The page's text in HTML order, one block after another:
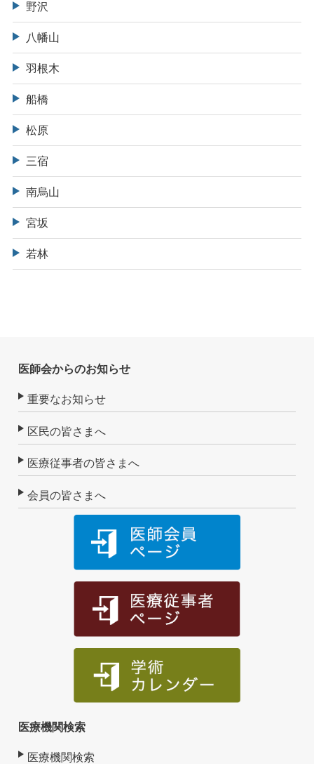
野沢
八幡山
羽根木
船橋
松原
三宿
南烏山
宮坂
若林
医師会からのお知らせ
重要なお知らせ
区民の皆さまへ
医療従事者の皆さまへ
会員の皆さまへ
医療機関検索
医療機関検索